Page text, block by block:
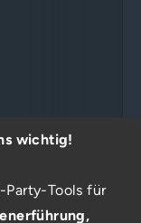
wichtig!
Party-Tools für